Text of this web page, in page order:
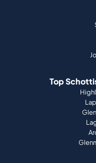
Top